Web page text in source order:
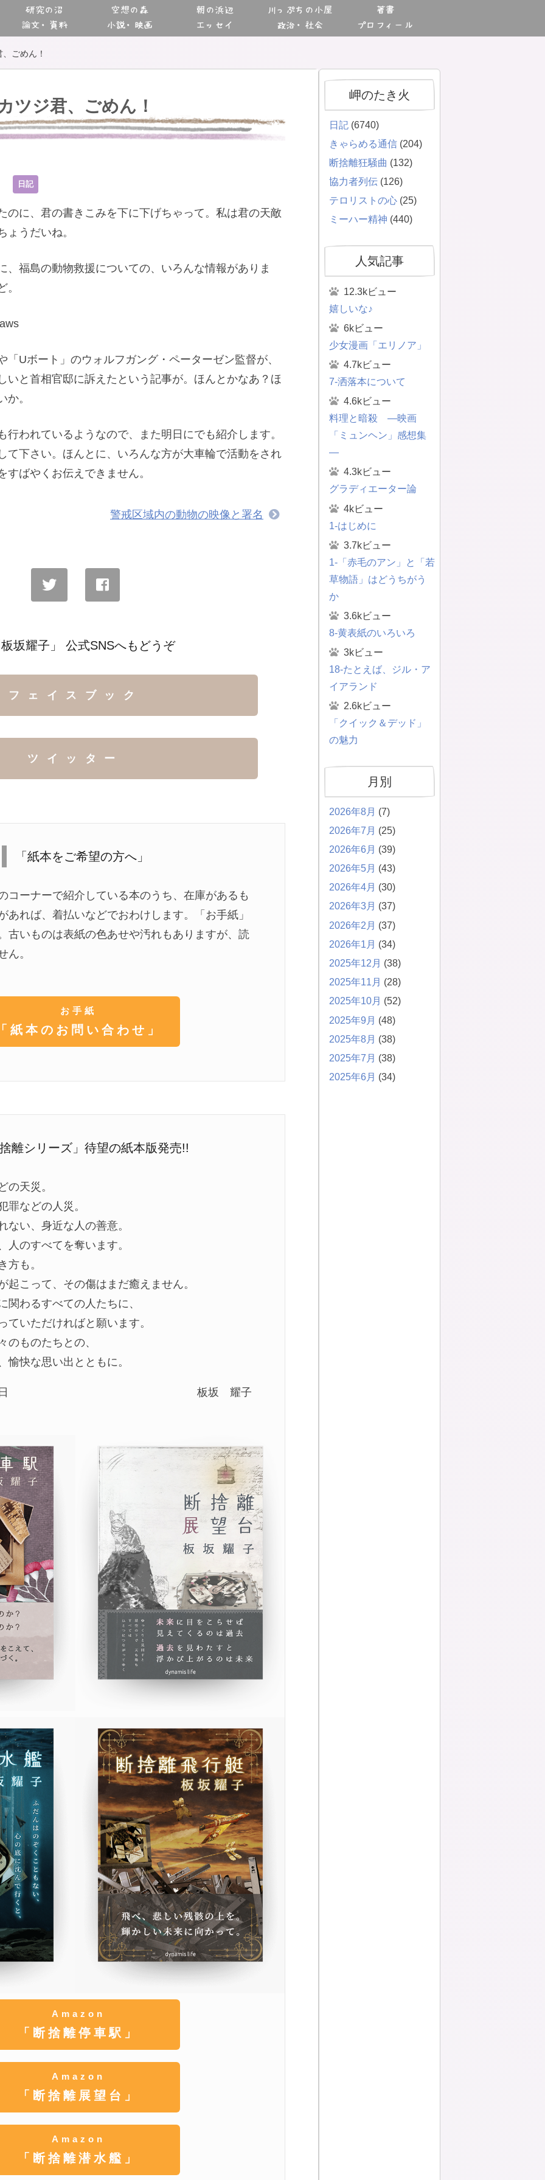
研究の沼
論文・資料
空想の森
小説・映画
朝の浜辺
エッセイ
川っぷちの小屋
政治・社会
著書
プロフィール
ごめん！
ツジ君、ごめん！
日記
のに、君の書きこみを下に下げちゃって。私は君の天敵
ょうだいね。
、福島の動物救援についての、いろんな情報がありま
。
「Uボート」のウォルフガング・ペーターゼン監督が、
いと首相官邸に訴えたという記事が。ほんとかなあ？ほ
か。
行われているようなので、また明日にでも紹介します。
て下さい。ほんとに、いろんな方が大車輪で活動をされ
ばやくお伝えできません。
警戒区域内の動物の映像と署名
坂耀子」 公式SNSへもどうぞ
フェイスブック
ツイッター
「紙本をご希望の方へ」
コーナーで紹介している本のうち、在庫があるも
あれば、着払いなどでおわけします。「お手紙」
古いものは表紙の色あせや汚れもありますが、読
ん。
お手紙
紙本のお問い合わせ」
離シリーズ」待望の紙本版発売!!
の天災。
罪などの人災。
ない、身近な人の善意。
人のすべてを奪います。
方も。
起こって、その傷はまだ癒えません。
関わるすべての人たちに、
ていただければと願います。
のものたちとの、
愉快な思い出とともに。
板坂 耀子
Amazon
「断捨離停車駅」
Amazon
「断捨離展望台」
Amazon
「断捨離潜水艦」
岬のたき火
日記 (6740)
きゃらめる通信 (204)
断捨離狂騒曲 (132)
協力者列伝 (126)
テロリストの心 (25)
ミーハー精神 (440)
人気記事
12.3kビュー
嬉しいな♪
6kビュー
少女漫画「エリノア」
4.7kビュー
7-洒落本について
4.6kビュー
料理と暗殺 ―映画
「ミュンヘン」感想集
―
4.3kビュー
グラディエーター論
4kビュー
1-はじめに
3.7kビュー
1-「赤毛のアン」と「若
草物語」はどうちがう
か
3.6kビュー
8-黄表紙のいろいろ
3kビュー
18-たとえば、ジル・ア
イアランド
2.6kビュー
「クイック＆デッド」
の魅力
月別
2026年8月 (7)
2026年7月 (25)
2026年6月 (39)
2026年5月 (43)
2026年4月 (30)
2026年3月 (37)
2026年2月 (37)
2026年1月 (34)
2025年12月 (38)
2025年11月 (28)
2025年10月 (52)
2025年9月 (48)
2025年8月 (38)
2025年7月 (38)
2025年6月 (34)